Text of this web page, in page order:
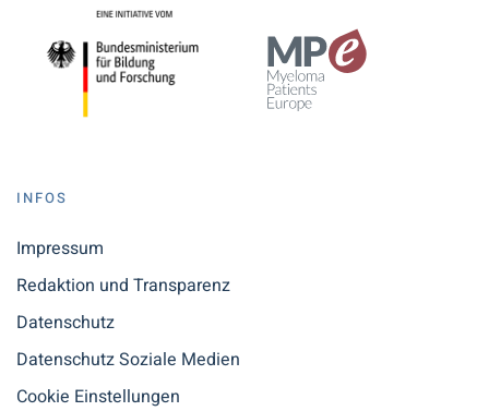
INFOS
Impressum
Redaktion und Transparenz
Datenschutz
Datenschutz Soziale Medien
Cookie Einstellungen